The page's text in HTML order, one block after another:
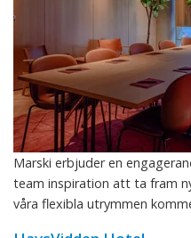
Marski erbjuder en
team inspiration att ta fram
våra flexibla utrymmen